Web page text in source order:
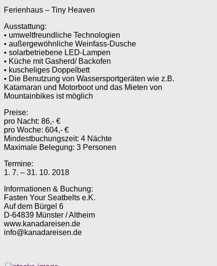
Ferienhaus – Tiny Heaven
Ausstattung:
• umweltfreundliche Technologien
• außergewöhnliche Weinfass-Dusche
• solarbetriebene LED-Lampen
• Küche mit Gasherd/ Backofen
• kuscheliges Doppelbett
• Die Benutzung von Wassersportgeräten wie z.B.
Katamaran und Motorboot und das Mieten von
Mountainbikes ist möglich
Preise:
pro Nacht: 86,- €
pro Woche: 604,- €
Mindestbuchungszeit: 4 Nächte
Maximale Belegung: 3 Personen
Termine:
1. 7. – 31. 10. 2018
Informationen & Buchung:
Fasten Your Seatbelts e.K.
Auf dem Bürgel 6
D-64839 Münster / Altheim
www.kanadareisen.de
info@kanadareisen.de